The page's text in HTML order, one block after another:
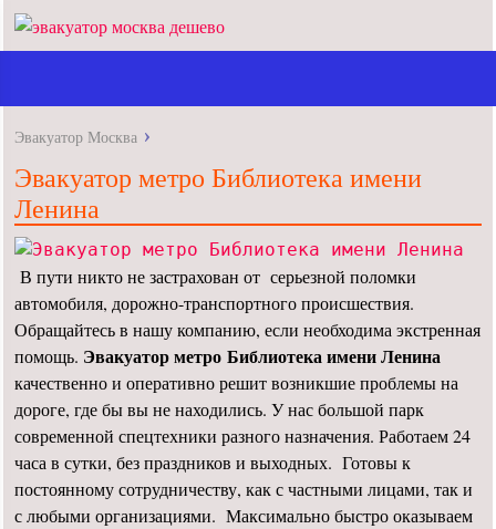
Эвакуатор Москва
Эвакуатор метро Библиотека имени
Ленина
В пути никто не застрахован от серьезной поломки
автомобиля, дорожно-транспортного происшествия.
Обращайтесь в нашу компанию, если необходима экстренная
помощь. Эвакуатор метро Библиотека имени Ленина
качественно и оперативно решит возникшие проблемы на
дороге, где бы вы не находились. У нас большой парк
современной спецтехники разного назначения. Работаем 24
часа в сутки, без праздников и выходных. Готовы к
постоянному сотрудничеству, как с частными лицами, так и
с любыми организациями. Максимально быстро оказываем